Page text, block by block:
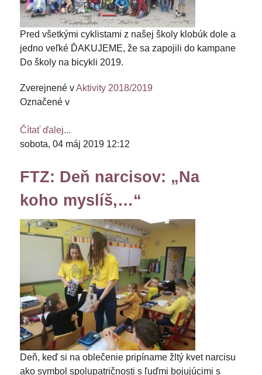
Pred všetkými cyklistami z našej školy klobúk dole a
jedno veľké ĎAKUJEME, že sa zapojili do kampane
Do školy na bicykli 2019.
Zverejnené vAktivity 2018/2019
Označené v
Čítať ďalej...
sobota, 04 máj 2019 12:12
FTZ: Deň narcisov: „Na
koho myslíš,…“
Deň, keď si na oblečenie pripíname žltý kvet narcisu
ako symbol spolupatričnosti s ľuďmi bojujúcimi s